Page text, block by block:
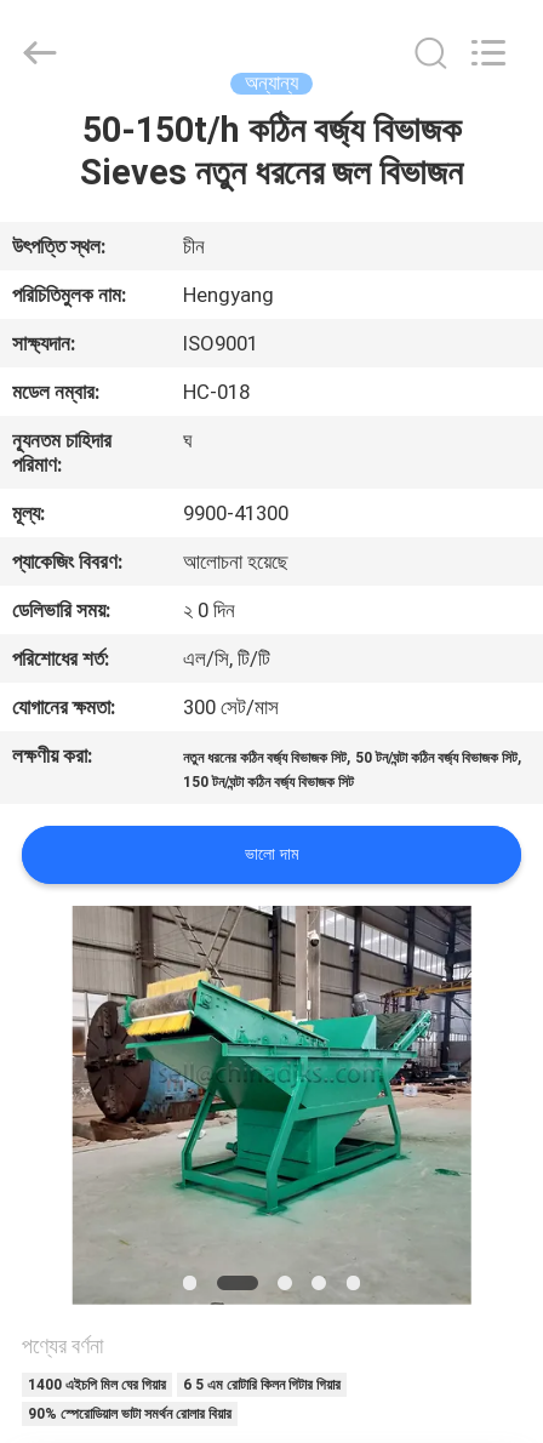
আমাদের
সম্পর্কে
কারখানা
ভ্রমণ
মান
নিয়ন্ত্রণ
যোগাযোগ
করুন
খবর
মামলা
গোপনীয়তা
Industrial
অন্যান্য
50-150t/h কঠিন বর্জ্য বিভাজক
Sieves নতুন ধরনের জল বিভাজন
উৎপত্তি স্থল:
চীন
পরিচিতিমুলক নাম:
Hengyang
সাক্ষ্যদান:
ISO9001
মডেল নম্বার:
HC-018
ন্যূনতম চাহিদার
পরিমাণ:
ঘ
মূল্য:
9900-41300
প্যাকেজিং বিবরণ:
আলোচনা হয়েছে
ডেলিভারি সময়:
২ 0 দিন
পরিশোধের শর্ত:
এল/সি, টি/টি
যোগানের ক্ষমতা:
300 সেট/মাস
লক্ষণীয় করা:
নতুন ধরনের কঠিন বর্জ্য বিভাজক সিট, 50 টন/ঘন্টা কঠিন বর্জ্য বিভাজক সিট,
150 টন/ঘন্টা কঠিন বর্জ্য বিভাজক সিট
ভালো দাম
পণ্যের বর্ণনা
1400 এইচপি মিল ঘের গিয়ার
6 5 এম রোটারি কিলন গিটার গিয়ার
90% স্পেরোডিয়াল ভাটা সমর্থন রোলার বিয়ার